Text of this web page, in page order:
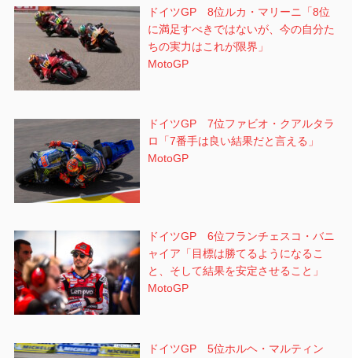
ドイツGP 8位ルカ・マリーニ「8位
に満足すべきではないが、今の自分た
ちの実力はこれが限界」
MotoGP
ドイツGP 7位ファビオ・クアルタラ
ロ「7番手は良い結果だと言える」
MotoGP
ドイツGP 6位フランチェスコ・バニ
ャイア「目標は勝てるようになるこ
と、そして結果を安定させること」
MotoGP
ドイツGP 5位ホルヘ・マルティン